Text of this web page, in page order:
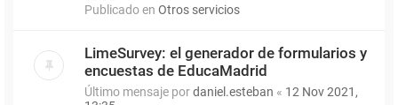
Publicado en Otros servicios
LimeSurvey: el generador de formularios y
encuestas de EducaMadrid
Último mensaje pordaniel.esteban « 12 Nov 2021,